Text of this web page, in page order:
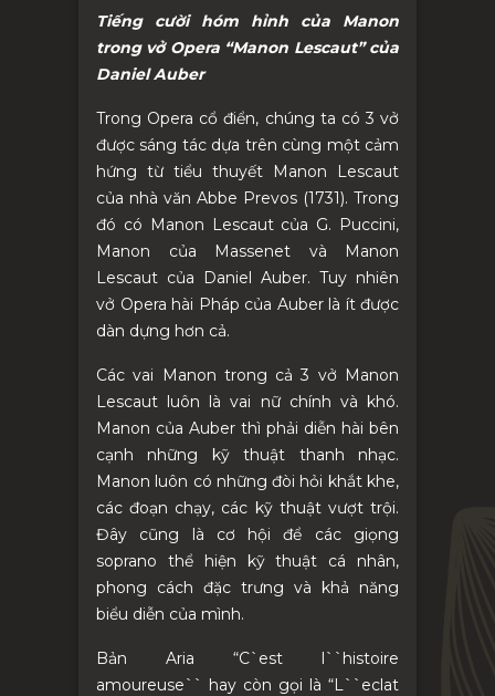
Tiếng cười hóm hỉnh của Manon
trong vở Opera “Manon Lescaut” của
Daniel Auber
Trong Opera cổ điển, chúng ta có 3 vở
được sáng tác dựa trên cùng một cảm
hứng từ tiểu thuyết Manon Lescaut
của nhà văn Abbe Prevos (1731). Trong
đó có Manon Lescaut của G. Puccini,
Manon của Massenet và Manon
Lescaut của Daniel Auber. Tuy nhiên
vở Opera hài Pháp của Auber là ít được
dàn dựng hơn cả.
Các vai Manon trong cả 3 vở Manon
Lescaut luôn là vai nữ chính và khó.
Manon của Auber thì phải diễn hài bên
cạnh những kỹ thuật thanh nhạc.
Manon luôn có những đòi hỏi khắt khe,
các đoạn chạy, các kỹ thuật vượt trội.
Đây cũng là cơ hội để các giọng
soprano thể hiện kỹ thuật cá nhân,
phong cách đặc trưng và khả năng
biểu diễn của mình.
Bản Aria “C`est l``histoire
amoureuse`` hay còn gọi là “L``eclat